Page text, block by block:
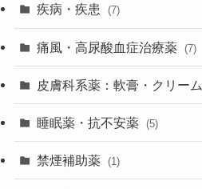
疾病・疾患 (7)
痛風・高尿酸血症治療薬 (7)
皮膚科系薬：軟膏・クリーム
睡眠薬・抗不安薬 (5)
禁煙補助薬 (1)